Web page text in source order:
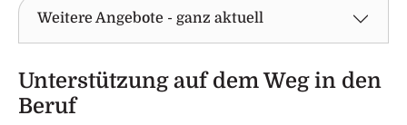
Weitere Angebote - ganz aktuell
Unterstützung auf dem Weg in den
Beruf